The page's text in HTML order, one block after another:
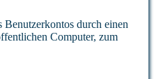
durch einen
Computer, zum